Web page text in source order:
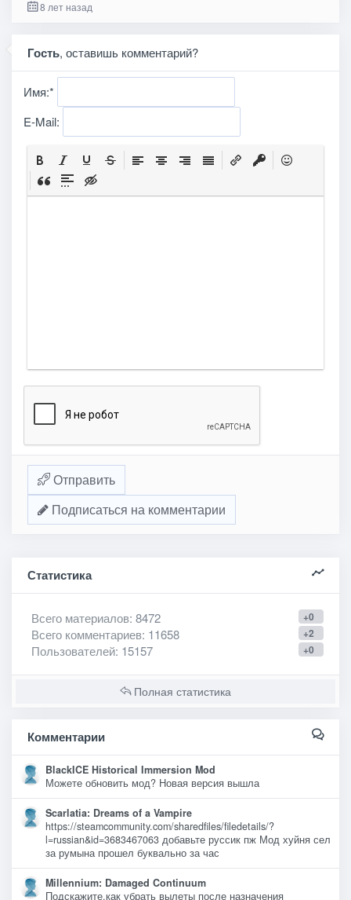
8 лет назад
Гость, оставишь комментарий?
Имя:*
E-Mail:
Отправить
Подписаться на комментарии
Статистика
+0
Всего материалов: 8472
+2
Всего комментариев: 11658
+0
Пользователей: 15157
Полная статистика
Комментарии
BlackICE Historical Immersion Mod
Можете обновить мод? Новая версия вышла
Scarlatia: Dreams of a Vampire
https://steamcommunity.com/sharedfiles/filedetails/?
l=russian&id=3683467063 добавьте руссик пж Мод хуйня сел
за румына прошел буквально за час
Millennium: Damaged Continuum
Подскажите,как убрать вылеты после назначения